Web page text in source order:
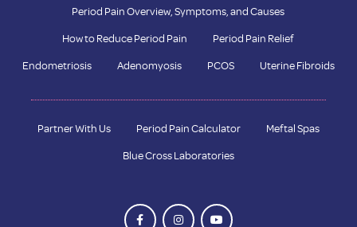
Period Pain Overview, Symptoms, and Causes
How to Reduce Period Pain
Period Pain Relief
Endometriosis
Adenomyosis PCOS Uterine Fibroids
Partner With Us Period Pain Calculator
Meftal Spas
Blue Cross Laboratories